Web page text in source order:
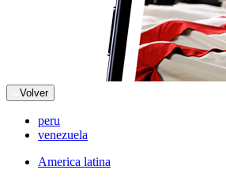
Volver
peru
venezuela
America latina